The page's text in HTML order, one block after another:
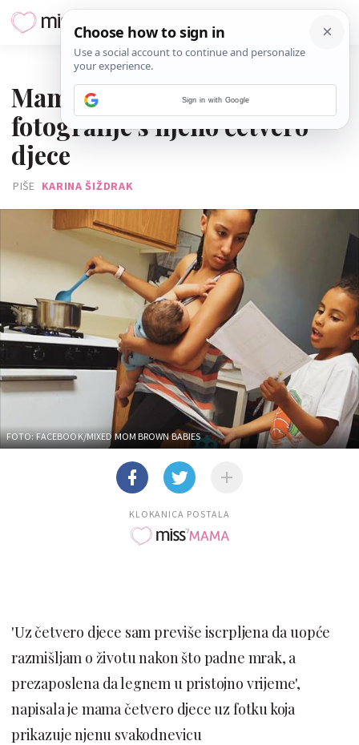
Mamu kritiziraju zbog ove
fotografije s njeno četvero
djece
PIŠE KARINA ŠIŽDRAK
FOTO: FACEBOOK/MIXED MOM BROWN BABIES
KLOKANICA POSTALA
'Uz četvero djece sam previše iscrpljena da uopće
razmišljam o životu nakon što padne mrak, a
prezaposlena da legnem u pristojno vrijeme',
napisala je mama četvero djece uz fotku koja
prikazuje njenu svakodnevicu
Sign in with Google